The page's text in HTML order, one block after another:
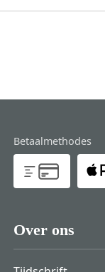
Betaalmethodes
Over ons